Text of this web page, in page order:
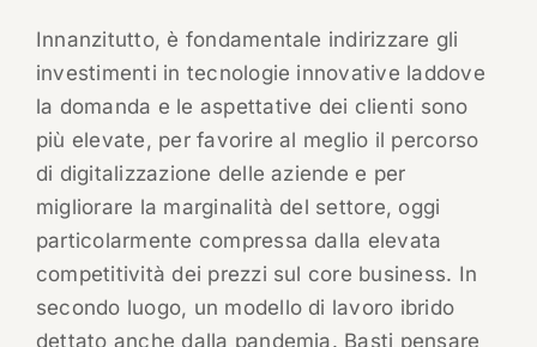
Innanzitutto, è fondamentale indirizzare gli
investimenti in tecnologie innovative laddove
la domanda e le aspettative dei clienti sono
più elevate, per favorire al meglio il percorso
di digitalizzazione delle aziende e per
migliorare la marginalità del settore, oggi
particolarmente compressa dalla elevata
competitività dei prezzi sul core business. In
secondo luogo, un modello di lavoro ibrido
dettato anche dalla pandemia. Basti pensare